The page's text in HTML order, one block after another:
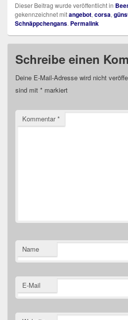
Dieser Beitrag wurde veröffentlicht in
gekennzeichnet mitangebot, corsa,
Schnäppchengans. Permalink
Schreibe einen
Deine E-Mail-Adresse wird nicht
sind mit * markiert
Kommentar*
Name
E-Mail